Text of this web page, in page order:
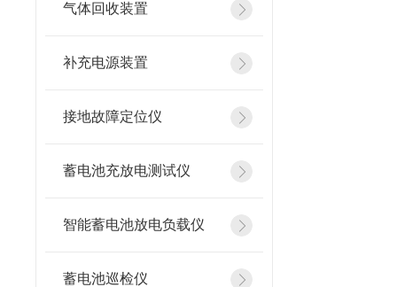
气体回收装置
补充电源装置
接地故障定位仪
蓄电池充放电测试仪
智能蓄电池放电负载仪
蓄电池巡检仪